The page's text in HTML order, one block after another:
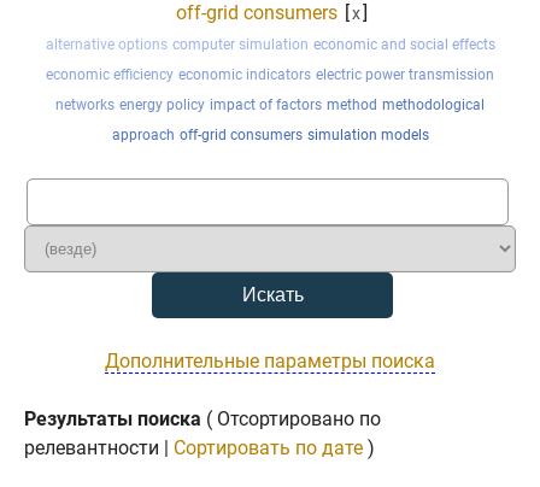
off-grid consumers [x]
alternative options computer simulation economic and social effects
economic efficiency economic indicators electric power transmission
networks energy policy impact of factors method methodological
approach off-grid consumers simulation models
Дополнительные параметры поиска
Результаты поиска ( Отсортировано по
релевантности | Сортировать по дате )